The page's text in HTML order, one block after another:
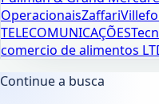
OperacionaisZaffari
TELECOMUNICAÇÕES
comercio de alimentos
Continue a busca